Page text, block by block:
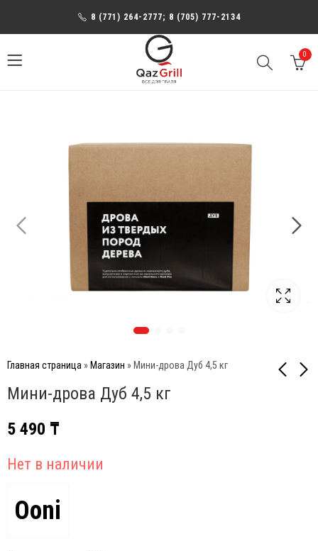
8 (771) 264-2777; 8 (705) 777-2134
0
Главная страница » Магазин » Мини-дрова Дуб 4,5 кг
Мини-дрова Дуб 4,5 кг
5 490 ₸
Нет в наличии
Ooni